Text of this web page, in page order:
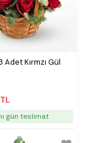
Adet Kırmzı Gül
gün teslimat